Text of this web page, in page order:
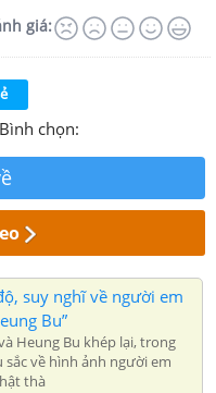
giá:
Bình chọn:
suy nghĩ về người em
Bu”
Heung Bu khép lại, trong
về hình ảnh người em
thà